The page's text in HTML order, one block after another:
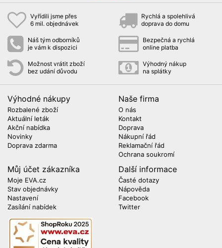
Vyřídili jsme přes
6 mil. objednávek
Rychlá a spolehlivá
doprava do domu
Náš tým odborníků
je vám k dispozici
Bezpečná a rychlá
online platba
Možnost vrátit zboží
bez udání důvodu
Výhodný nákup
na splátky
Výhodné nákupy
Rozbalené zboží
Aktuální leták
Akční nabídka
Novinky
Doprava zdarma
Naše firma
O nás
Kontakt
Doprava
Nákupní řád
Reklamační řád
Ochrana soukromí
Můj účet zákazníka
Moje EVA.cz
Stav objednávky
Nastavení
Zasílání nabídek
Další informace
Časté dotazy
Nápověda
Facebook
Twitter